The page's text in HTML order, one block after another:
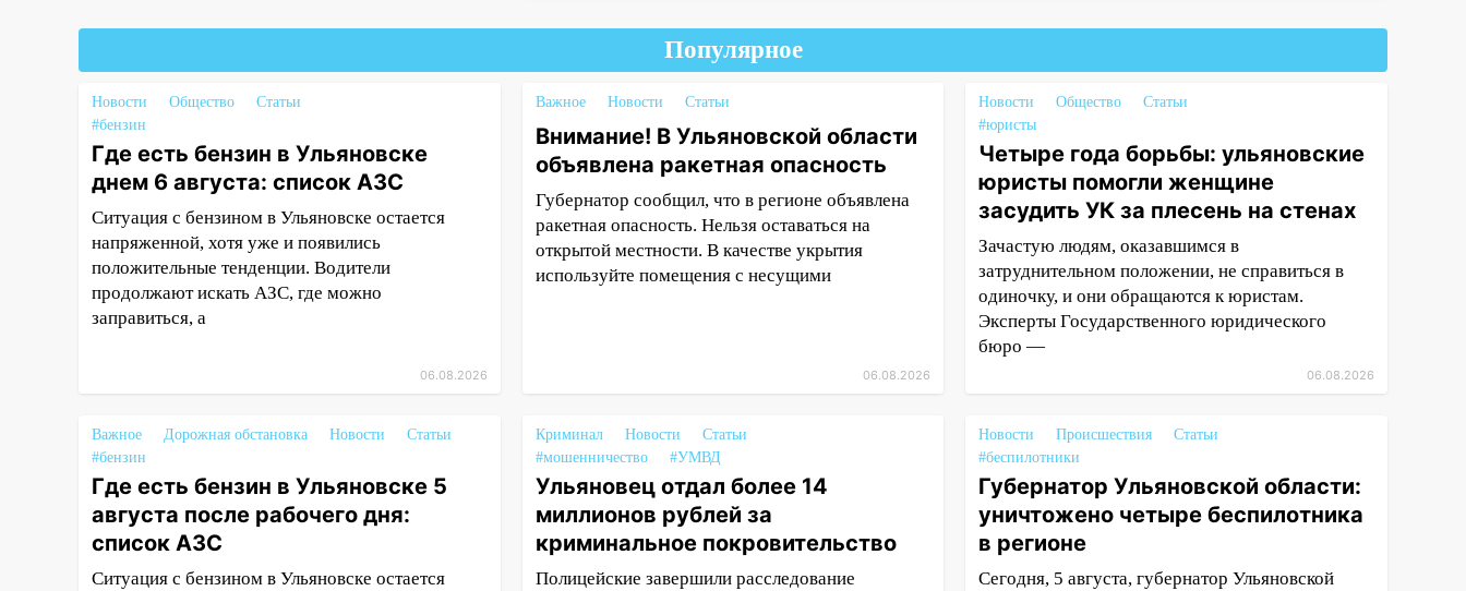
сулят прибыль, а кому —
испытания на прочность
22:58 Соцсети: на проспекте
Тюленева ДТП с
мотоциклистом
20:22 Мошенники обманули 92-
летнюю жительницу
Ульяновской области
19:14
Житель Ульяновской
18:14
Прогноз погоды на 6
августа в Ульяновской области
18:00 Мотофристайл, рок и
силовой экстрим: в Ульяновске
пройдет большой фестиваль
«Наше время»
Популярное
Новости Общество
Статьи
#бензин
Где есть бензин в Ульяновске
днем 6 августа: список АЗС
Ситуация с бензином в Ульяновске остается
напряженной, хотя уже и появились
положительные тенденции. Водители
продолжают искать АЗС, где можно
заправиться, а
06.08.2026
Важное Новости Статьи
Внимание! В Ульяновской области
объявлена ракетная опасность
Губернатор сообщил, что в регионе объявлена
ракетная опасность. Нельзя оставаться на
открытой местности. В качестве укрытия
используйте помещения с несущими
06.08.2026
Новости Общество
Статьи
#юристы
Четыре года борьбы: ульяновские
юристы помогли женщине
засудить УК за плесень на стенах
Зачастую людям, оказавшимся в
затруднительном положении, не справиться в
одиночку, и они обращаются к юристам.
Эксперты Государственного юридического
бюро —
06.08.2026
Важное Дорожная обстановка Новости
Статьи
#бензин
Где есть бензин в Ульяновске 5
августа после рабочего дня:
список АЗС
Ситуация с бензином в Ульяновске остается
Криминал Новости
Статьи
#мошенничество
#УМВД
Ульяновец отдал более 14
миллионов рублей за
криминальное покровительство
Полицейские завершили расследование
Новости Происшествия
Статьи
#беспилотники
Губернатор Ульяновской области:
уничтожено четыре беспилотника
в регионе
Сегодня, 5 августа, губернатор Ульяновской